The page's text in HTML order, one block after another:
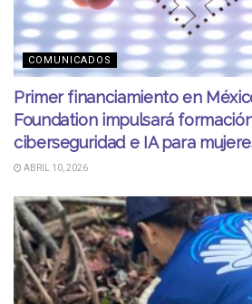
COMUNICADOS
Primer financiamiento en
Foundation impulsará
ciberseguridad e IA para
ABRIL 10, 2026